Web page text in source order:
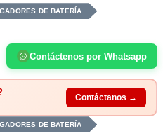
DE BATERÍA
Contáctenos por Whatsapp
Contáctanos →
DE BATERÍA